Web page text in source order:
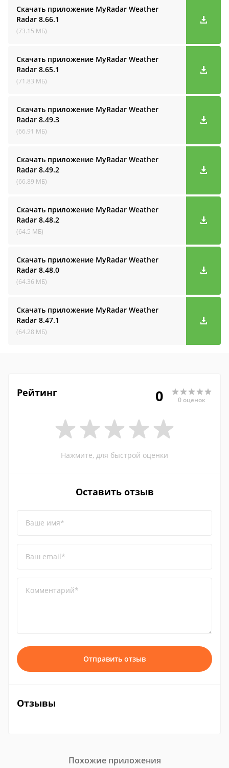
Скачать приложение MyRadar Weather
Radar 8.66.1
(73.15 МБ)
Скачать приложение MyRadar Weather
Radar 8.65.1
(71.83 МБ)
Скачать приложение MyRadar Weather
Radar 8.49.3
(66.91 МБ)
Скачать приложение MyRadar Weather
Radar 8.49.2
(66.89 МБ)
Скачать приложение MyRadar Weather
Radar 8.48.2
(64.5 МБ)
Скачать приложение MyRadar Weather
Radar 8.48.0
(64.36 МБ)
Скачать приложение MyRadar Weather
Radar 8.47.1
(64.28 МБ)
Рейтинг 0 0 оценок
Нажмите, для быстрой оценки
Оставить отзыв
Ваше имя*
Ваш email*
Комментарий*
Отправить отзыв
Отзывы
Похожие приложения